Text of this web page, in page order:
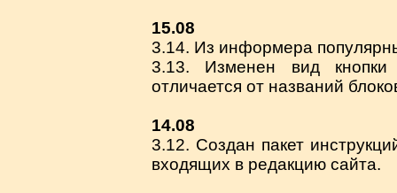
15.08
3.14. Из информера
3.13. Изменен вид
отличается от названий
14.08
3.12. Создан пакет
входящих в редакцию сайта.